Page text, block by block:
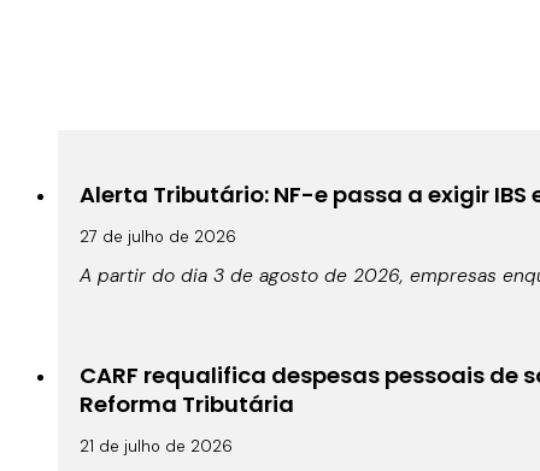
Alerta Tributário: NF-e passa a exigir IBS
27 de julho de 2026
A partir do dia 3 de agosto de 2026, empresas
CARF requalifica despesas pessoais
Reforma Tributária
21 de julho de 2026